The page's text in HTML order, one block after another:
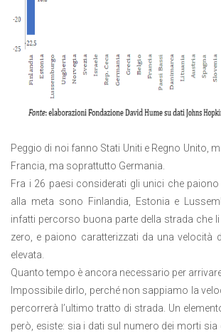
Peggio di noi fanno Stati Uniti e Regno Unito,
Francia, ma soprattutto Germania.
Fra i 26 paesi considerati gli unici che paiono
alla meta sono Finlandia, Estonia e
infatti percorso buona parte della strada che
zero, e paiono caratterizzati da una velocità
elevata.
Quanto tempo è ancora necessario per
Impossibile dirlo, perché non sappiamo la
percorrerà l’ultimo tratto di strada. Un
però, esiste: sia i dati sul numero dei morti sia